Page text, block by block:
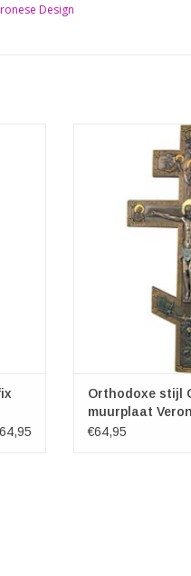
Design
en
x
Orthodoxe stijl
Afmetingen: (lxbxh)
Orthodoxe stijl
muurplaat
€64,95